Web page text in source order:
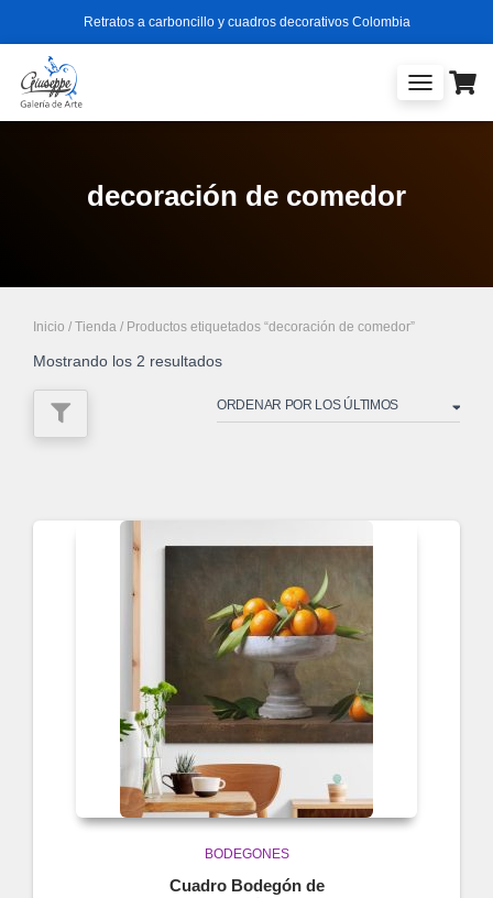
Retratos a carboncillo y cuadros decorativos Colombia
TOGGLE
decoración de comedor
Inicio / Tienda / Productos etiquetados “decoración de comedor”
Mostrando los 2 resultadosOrdenado
los
BODEGONES
Cuadro Bodegón de